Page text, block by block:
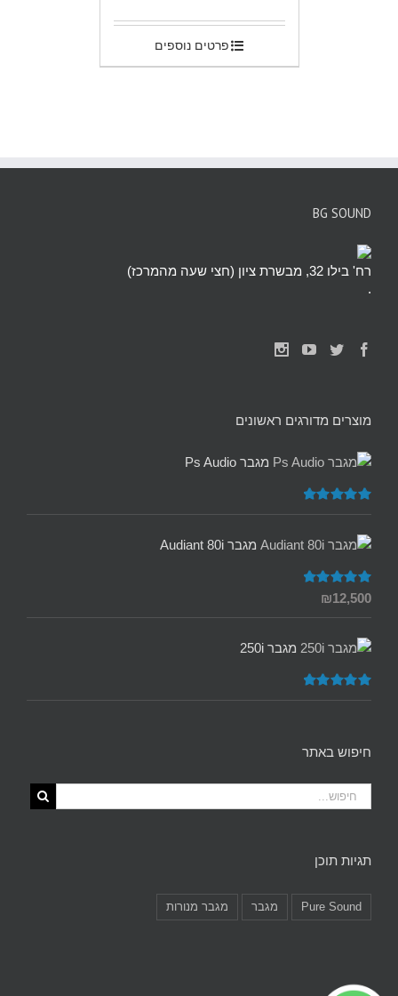
פרטים נוספים
BG SOUND
רח' בילו 32, מבשרת ציון (חצי שעה מהמרכז)
.
מוצרים מדורגים ראשונים
מגבר Ps Audio
דורג5.00
מגבר Audiant 80i
דורג5.00
₪12,500
מגבר 250i
דורג5.00
חיפוש באתר
תגיות תוכן
Pure Sound מגבר מגבר מנורות